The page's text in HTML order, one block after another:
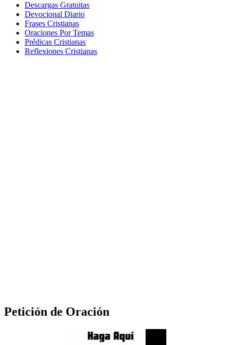
Descargas Gratuitas
Devocional Diario
Frases Cristianas
Oraciones Por Temas
Prédicas Cristianas
Reflexiones Cristianas
Petición de Oración